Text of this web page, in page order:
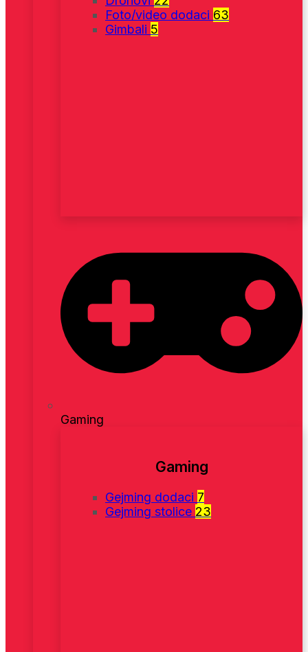
Foto/video dodaci 63
Gimbali 5
Gaming
Gaming
Gejming dodaci 7
Gejming stolice 23